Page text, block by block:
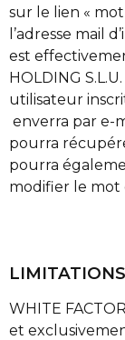
sur le lien «
l’adresse mail
est
HOLDING
utilisateur
enverra par e-
pourra
pourra
modifier le mot
WHITE
et